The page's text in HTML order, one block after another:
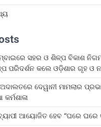
ସହର ଓ ଶିଳ୍ପ ବିକାଶ
ପରିଦର୍ଶନ କଲେ ଓଡ଼ିଶାର ଗୃହ ଓ
ଦେୱାନୀ ମାମଲାର
ଆୟୋଜିତ ହେବ “ଘରେ